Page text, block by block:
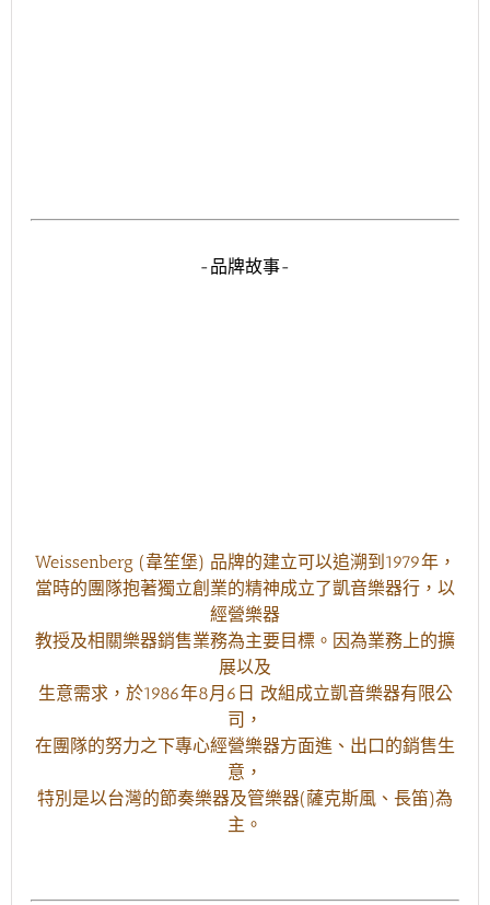
-品牌故事-
Weissenberg (韋笙堡) 品牌的建立可以追溯到1979年，
當時的團隊抱著獨立創業的精神成立了凱音樂器行，以
經營樂器
教授及相關樂器銷售業務為主要目標。因為業務上的擴
展以及
生意需求，於1986年8月6日 改組成立凱音樂器有限公
司，
在團隊的努力之下專心經營樂器方面進、出口的銷售生
意，
特別是以台灣的節奏樂器及管樂器(薩克斯風、長笛)為
主。